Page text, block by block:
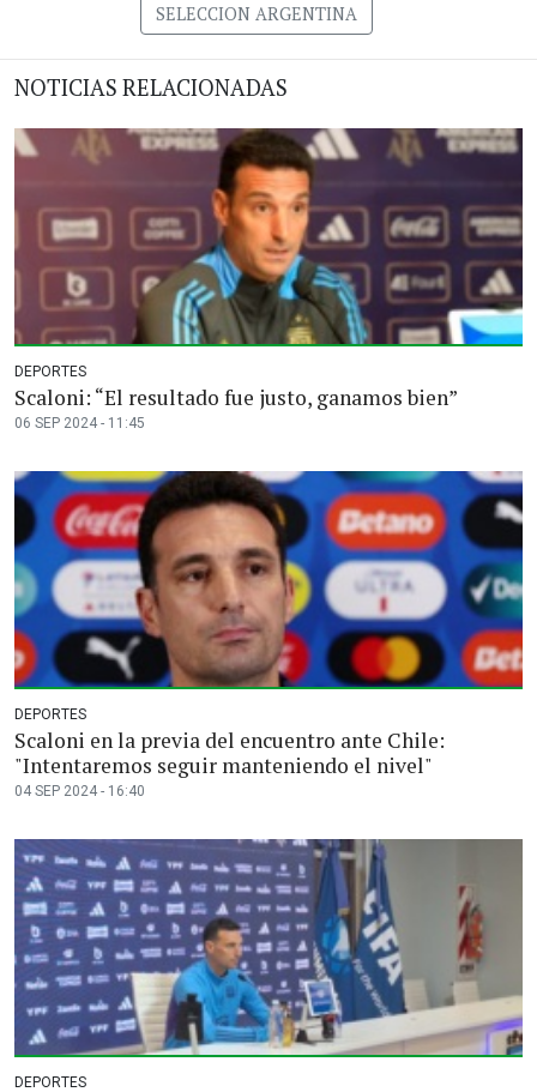
SELECCION ARGENTINA
NOTICIAS RELACIONADAS
DEPORTES
Scaloni: “El resultado fue justo, ganamos bien”
06 SEP 2024 - 11:45
DEPORTES
Scaloni en la previa del encuentro ante Chile:
"Intentaremos seguir manteniendo el nivel"
04 SEP 2024 - 16:40
DEPORTES